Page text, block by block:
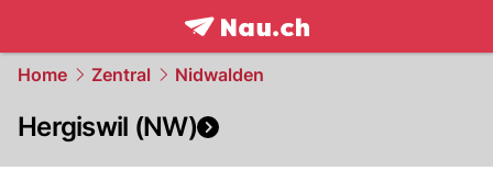
frontpage.NAU.ch
Home Zentral Nidwalden
Hergiswil (NW)